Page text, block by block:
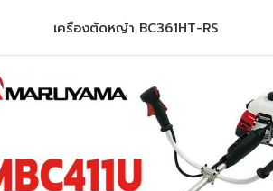
เครื่องตัดหญ้า BC361HT-RS